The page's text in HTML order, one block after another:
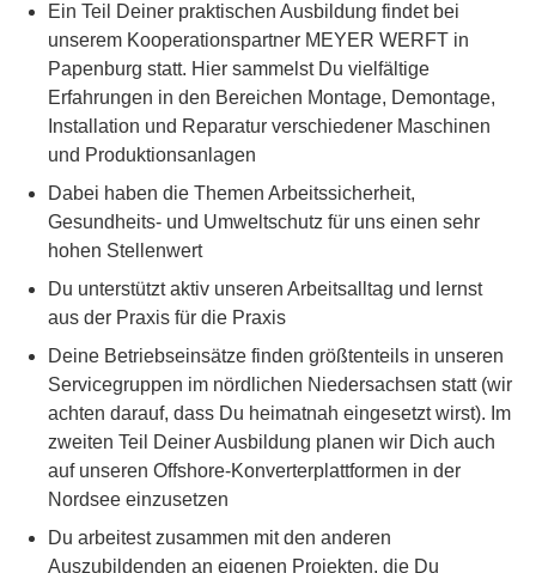
Ein Teil Deiner praktischen Ausbildung findet bei
unserem Kooperationspartner MEYER WERFT in
Papenburg statt. Hier sammelst Du vielfältige
Erfahrungen in den Bereichen Montage, Demontage,
Installation und Reparatur verschiedener Maschinen
und Produktionsanlagen
Dabei haben die Themen Arbeitssicherheit,
Gesundheits- und Umweltschutz für uns einen sehr
hohen Stellenwert
Du unterstützt aktiv unseren Arbeitsalltag und lernst
aus der Praxis für die Praxis
Deine Betriebseinsätze finden größtenteils in unseren
Servicegruppen im nördlichen Niedersachsen statt (wir
achten darauf, dass Du heimatnah eingesetzt wirst). Im
zweiten Teil Deiner Ausbildung planen wir Dich auch
auf unseren Offshore-Konverterplattformen in der
Nordsee einzusetzen
Du arbeitest zusammen mit den anderen
Auszubildenden an eigenen Projekten, die Du